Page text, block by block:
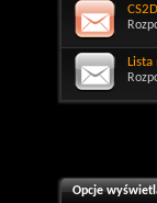
Lista
Opcje